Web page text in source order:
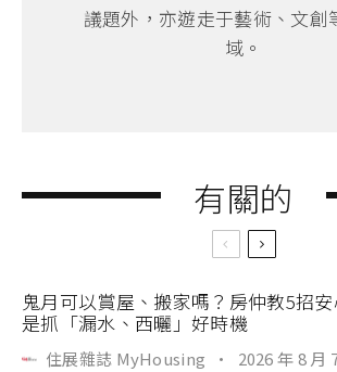
議題外，亦遊走于藝術、文創
域。
有關的
鬼月可以賞屋、搬家嗎？房仲教5招
是抓「漏水、西曬」好時機
住展雜誌 MyHousing · 2026 年 8 月